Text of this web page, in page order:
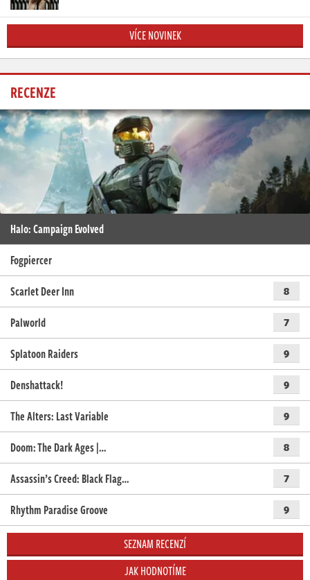
VÍCE NOVINEK
RECENZE
Halo: Campaign Evolved
Fogpiercer
Scarlet Deer Inn
8
Palworld 7
Splatoon Raiders 9
Denshattack! 9
The Alters: Last Variable 9
Doom: The Dark Ages |… 8
Assassin’s Creed: Black Flag… 7
Rhythm Paradise Groove 9
SEZNAM RECENZÍ
JAK HODNOTÍME